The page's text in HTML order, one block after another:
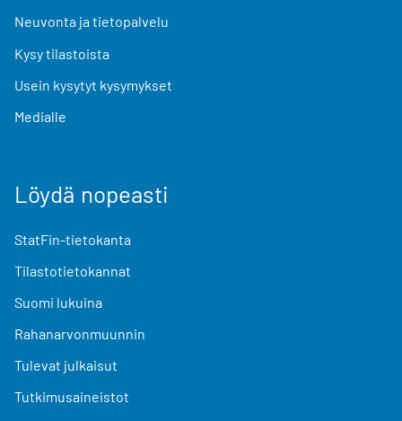
Neuvonta ja tietopalvelu
Kysy tilastoista
Usein kysytyt kysymykset
Medialle
Löydä nopeasti
StatFin-tietokanta
Tilastotietokannat
Suomi lukuina
Rahanarvonmuunnin
Tulevat julkaisut
Tutkimusaineistot